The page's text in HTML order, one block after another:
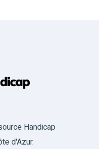
Handicap
d'Azur.